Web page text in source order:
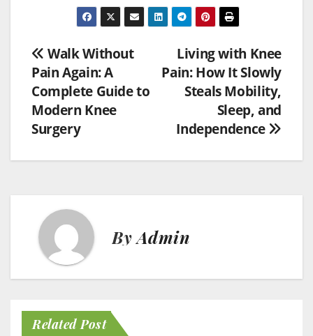
Post
Navigation
Living with Knee
Pain: How It Slowly
Steals Mobility,
Sleep, and
Independence
Walk Without
Pain Again: A
Complete Guide to
Modern Knee
Surgery
ByAdmin
Related Post